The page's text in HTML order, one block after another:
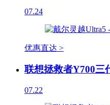
07.24
优惠直达 >
联想拯救者Y700三
07.22